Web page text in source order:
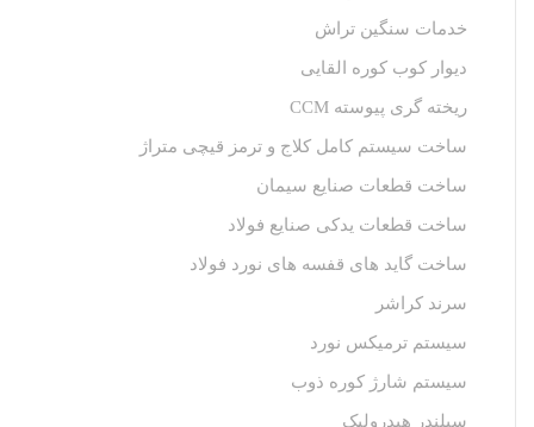
خدمات سنگین تراش
دیوار کوب کوره القایی
ریخته گری پیوسته CCM
ساخت سیستم کامل کلاج و ترمز قیچی متراژ
ساخت قطعات صنایع سیمان
ساخت قطعات یدکی صنایع فولاد
ساخت گاید های قفسه های نورد فولاد
سرند کراشر
سیستم ترمیکس نورد
سیستم شارژ کوره ذوب
سیلندر هیدرولیک